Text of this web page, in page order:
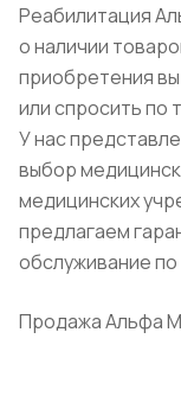
Реабилитация
о наличии
приобретения
или спросить по
У нас
выбор
медицинских
предлагаем
обслуживание
Продажа Альфа